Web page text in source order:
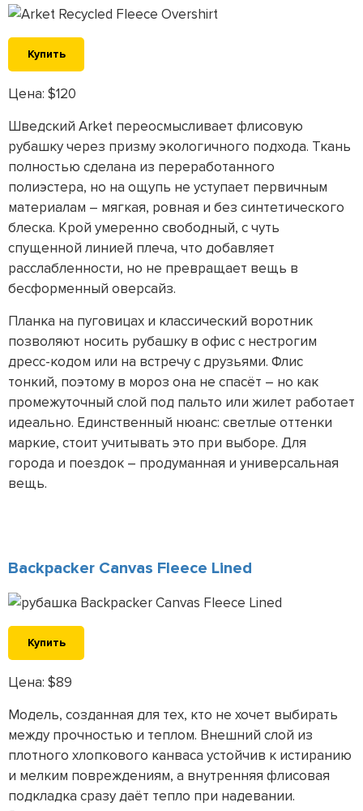
Купить
Цена: $120
Шведский Arket переосмысливает флисовую
рубашку через призму экологичного подхода. Ткань
полностью сделана из переработанного
полиэстера, но на ощупь не уступает первичным
материалам – мягкая, ровная и без синтетического
блеска. Крой умеренно свободный, с чуть
спущенной линией плеча, что добавляет
расслабленности, но не превращает вещь в
бесформенный оверсайз.
Планка на пуговицах и классический воротник
позволяют носить рубашку в офис с нестрогим
дресс-кодом или на встречу с друзьями. Флис
тонкий, поэтому в мороз она не спасёт – но как
промежуточный слой под пальто или жилет работает
идеально. Единственный нюанс: светлые оттенки
маркие, стоит учитывать это при выборе. Для
города и поездок – продуманная и универсальная
вещь.
Backpacker Canvas Fleece Lined
Купить
Цена: $89
Модель, созданная для тех, кто не хочет выбирать
между прочностью и теплом. Внешний слой из
плотного хлопкового канваса устойчив к истиранию
и мелким повреждениям, а внутренняя флисовая
подкладка сразу даёт тепло при надевании.